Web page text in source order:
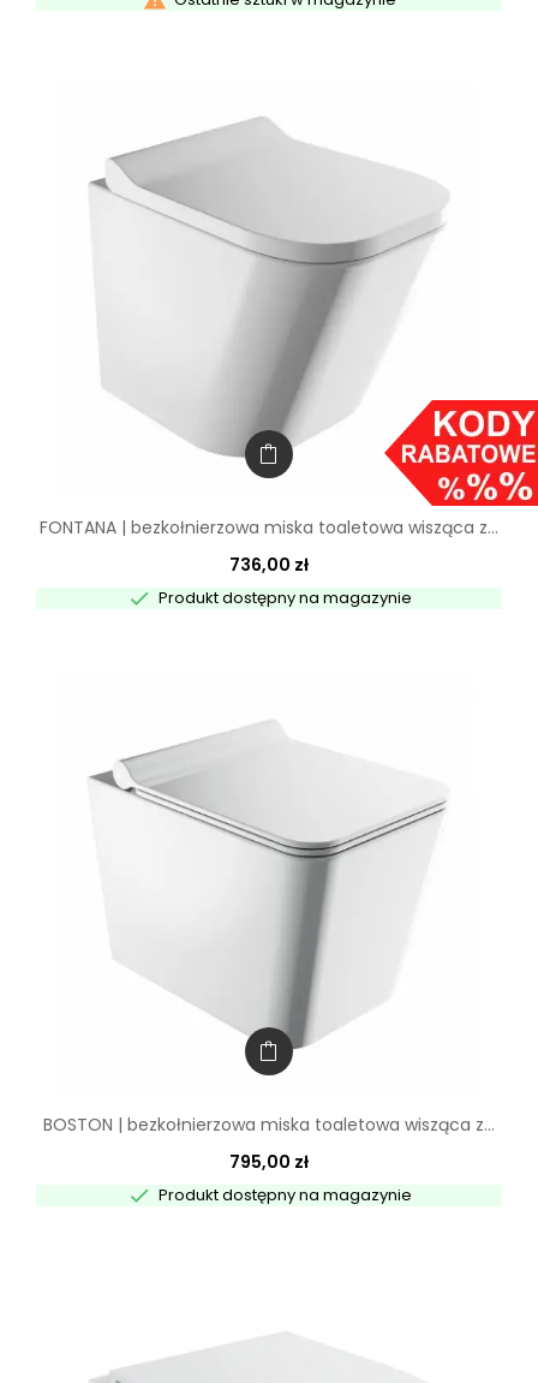
FONTANA | bezkołnierzowa miska toaletowa wisząca z...
736,00 zł
 Produkt dostępny na magazynie
BOSTON | bezkołnierzowa miska toaletowa wisząca z...
795,00 zł
 Produkt dostępny na magazynie